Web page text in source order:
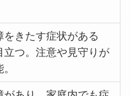
をきたす症状がある
立つ。注意や見守りが